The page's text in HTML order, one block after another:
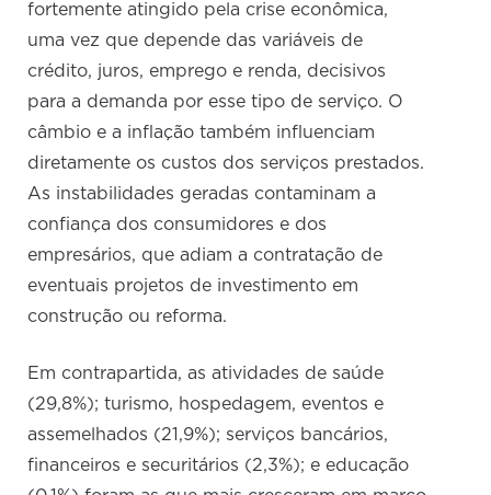
fortemente atingido pela crise econômica,
uma vez que depende das variáveis de
crédito, juros, emprego e renda, decisivos
para a demanda por esse tipo de serviço. O
câmbio e a inflação também influenciam
diretamente os custos dos serviços prestados.
As instabilidades geradas contaminam a
confiança dos consumidores e dos
empresários, que adiam a contratação de
eventuais projetos de investimento em
construção ou reforma.
Em contrapartida, as atividades de saúde
(29,8%); turismo, hospedagem, eventos e
assemelhados (21,9%); serviços bancários,
financeiros e securitários (2,3%); e educação